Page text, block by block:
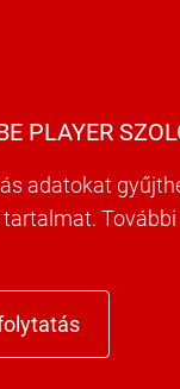
PLAYER
adatokat